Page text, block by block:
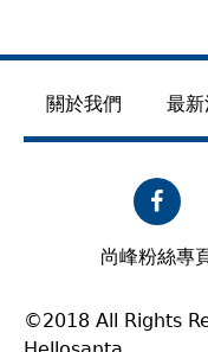
關於我們 最新
尚峰粉絲專
©2018 All Rights